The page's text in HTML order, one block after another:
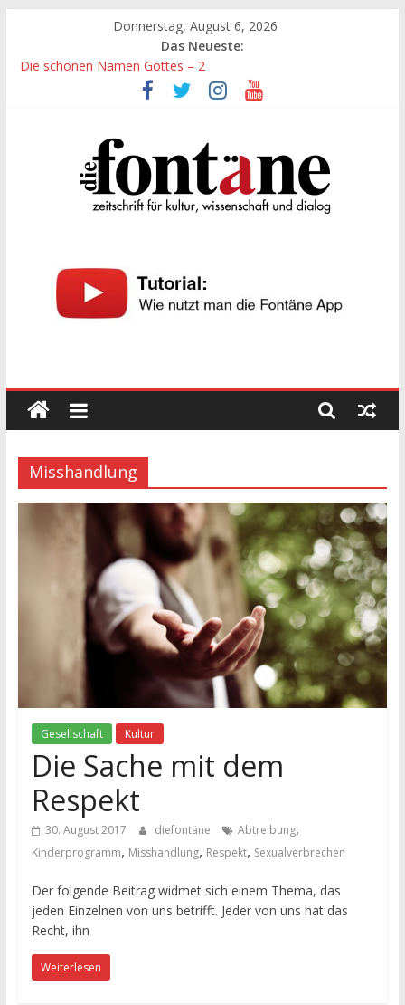
springen
Donnerstag, August 6, 2026
Das Neueste:
Die schönen Namen Gottes – 2
Werte, denen größte Sorgfalt entgegengebracht werden muss
Die schönen Namen Gottes
„Kind“ seiner Zeit sein
Die
Fontäne
kultur,
wissenschaft
und
dialog
Misshandlung
Gesellschaft Kultur
Die Sache mit dem
Respekt
30. August 2017 diefontäne Abtreibung,
Kinderprogramm, Misshandlung, Respekt, Sexualverbrechen
Der folgende Beitrag widmet sich einem Thema, das
jeden Einzelnen von uns betrifft. Jeder von uns hat das
Recht, ihn
Weiterlesen